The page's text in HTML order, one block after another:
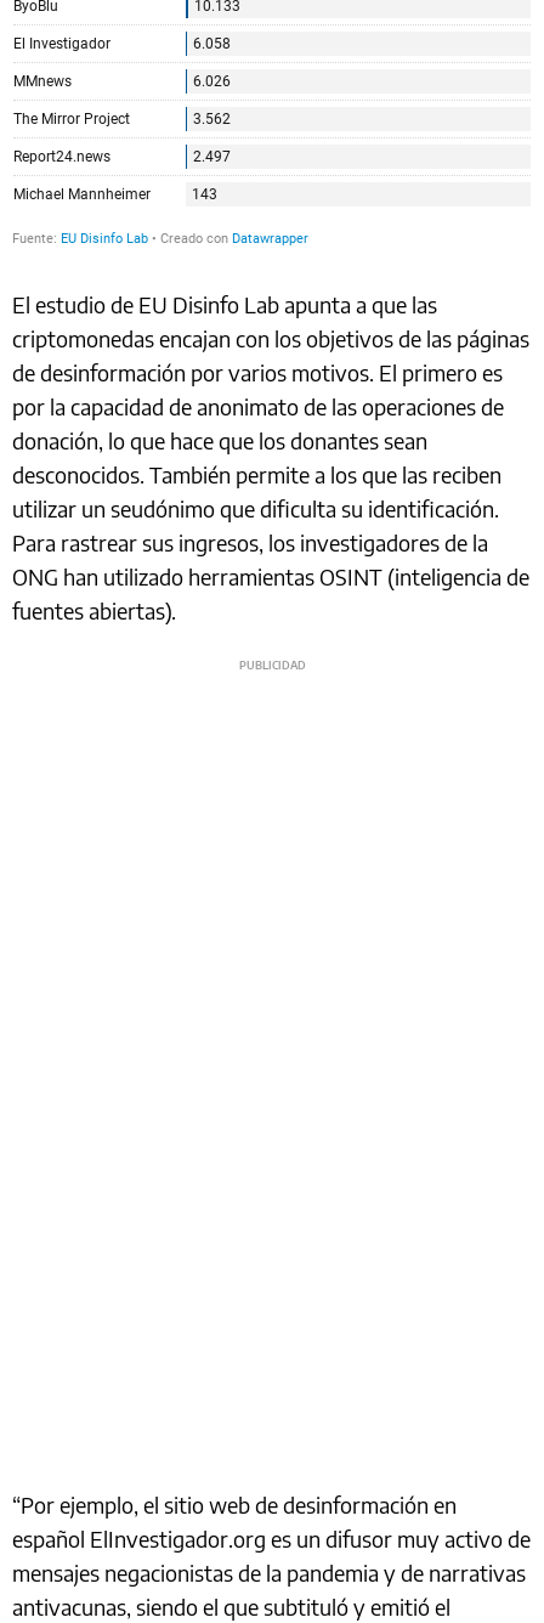
El estudio de EU Disinfo Lab apunta a que las
criptomonedas encajan con los objetivos de las páginas
de desinformación por varios motivos. El primero es
por la capacidad de anonimato de las operaciones de
donación, lo que hace que los donantes sean
desconocidos. También permite a los que las reciben
utilizar un seudónimo que dificulta su identificación.
Para rastrear sus ingresos, los investigadores de la
ONG han utilizado herramientas OSINT (inteligencia de
fuentes abiertas).
“Por ejemplo, el sitio web de desinformación en
español ElInvestigador.org es un difusor muy activo de
mensajes negacionistas de la pandemia y de narrativas
antivacunas, siendo el que subtituló y emitió el